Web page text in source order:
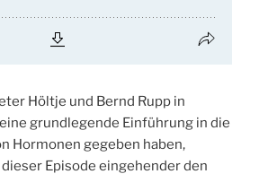
Höltje und Bernd Rupp in
eine grundlegende Einführung in die
Hormonen gegeben haben,
Episode eingehender den